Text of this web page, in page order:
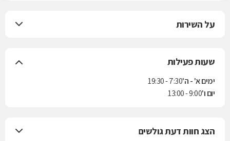
על השירות
שעות פעילות
ימים א' - ה'7:30 - 19:30
יום ו'9:00 - 13:00
הצג חוות דעת גולשים